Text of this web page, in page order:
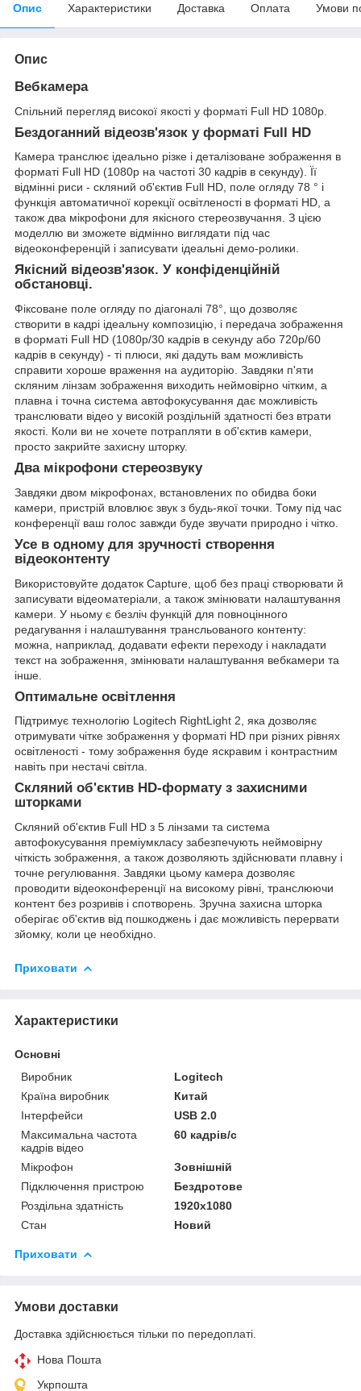
Опис Характеристики Доставка Оплата Умови
Опис
Вебкамера
Спільний перегляд високої якості у форматі Full HD 1080p.
Бездоганний відеозв'язок у форматі Full HD
Камера транслює ідеально різке і деталізоване зображення в
форматі Full HD (1080p на частоті 30 кадрів в секунду). Її
відмінні риси - скляний об'єктив Full HD, поле огляду 78 ° і
функція автоматичної корекції освітленості в форматі HD, а
також два мікрофони для якісного стереозвучання. З цією
моделлю ви зможете відмінно виглядати під час
відеоконференцій і записувати ідеальні демо-ролики.
Якісний відеозв'язок. У конфіденційній
обстановці.
Фіксоване поле огляду по діагоналі 78°, що дозволяє
створити в кадрі ідеальну композицію, і передача зображення
в форматі Full HD (1080p/30 кадрів в секунду або 720p/60
кадрів в секунду) - ті плюси, які дадуть вам можливість
справити хороше враження на аудиторію. Завдяки п'яти
скляним лінзам зображення виходить неймовірно чітким, а
плавна і точна система автофокусування дає можливість
транслювати відео у високій роздільній здатності без втрати
якості. Коли ви не хочете потрапляти в об'єктив камери,
просто закрийте захисну шторку.
Два мікрофони стереозвуку
Завдяки двом мікрофонах, встановлених по обидва боки
камери, пристрій вловлює звук з будь-якої точки. Тому під час
конференції ваш голос завжди буде звучати природно і чітко.
Усе в одному для зручності створення
відеоконтенту
Використовуйте додаток Capture, щоб без праці створювати й
записувати відеоматеріали, а також змінювати налаштування
камери. У ньому є безліч функцій для повноцінного
редагування і налаштування трансльованого контенту:
можна, наприклад, додавати ефекти переходу і накладати
текст на зображення, змінювати налаштування вебкамери та
інше.
Оптимальне освітлення
Підтримує технологію Logitech RightLight 2, яка дозволяє
отримувати чітке зображення у форматі HD при різних рівнях
освітленості - тому зображення буде яскравим і контрастним
навіть при нестачі світла.
Скляний об'єктив HD-формату з захисними
шторками
Скляний об'єктив Full HD з 5 лінзами та система
автофокусування преміумкласу забезпечують неймовірну
чіткість зображення, а також дозволяють здійснювати плавну і
точне регулювання. Завдяки цьому камера дозволяє
проводити відеоконференції на високому рівні, транслюючи
контент без розривів і спотворень. Зручна захисна шторка
оберігає об'єктив від пошкоджень і дає можливість перервати
зйомку, коли це необхідно.
Приховати
Характеристики
Основні
Виробник
Logitech
Країна виробник
Китай
Інтерфейси
USB 2.0
Максимальна частота
кадрів відео
60 кадрів/с
Мікрофон
Зовнішній
Підключення пристрою
Бездротове
Роздільна здатність
1920x1080
Стан
Новий
Приховати
Умови доставки
Доставка здійснюється тільки по передоплаті.
Нова Пошта
Укрпошта